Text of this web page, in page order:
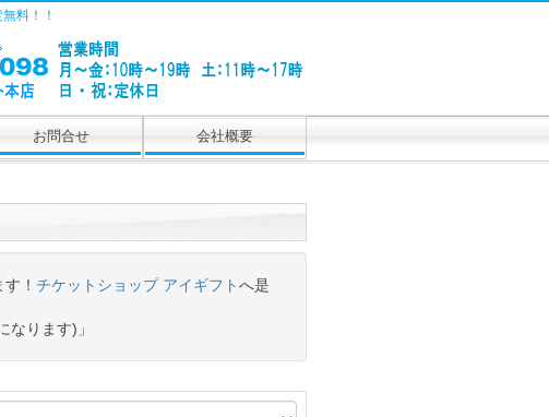
料！！
お問合せ 会社概要
！ チケットショップ アイギフトへ是
なります)」